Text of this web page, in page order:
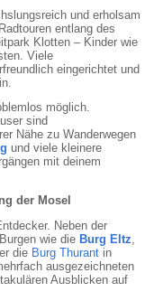
und erholsam
entlang des
Klotten – Kinder wie
Viele
eingerichtet und
möglich.
sind
Nähe zu Wanderwegen
und viele kleinere
mit deinem
der Mosel
Neben der
wie die Burg Eltz
die Burg Thurant in
ausgezeichneten
Ausblicken auf